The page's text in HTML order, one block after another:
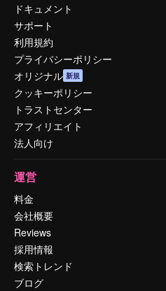
ドキュメント
サポート
利用規約
プライバシーポリシー
オリジナル 新規
クッキーポリシー
トラストセンター
アフィリエイト
法人向け
運営
料金
会社概要
Reviews
採用情報
検索トレンド
ブログ